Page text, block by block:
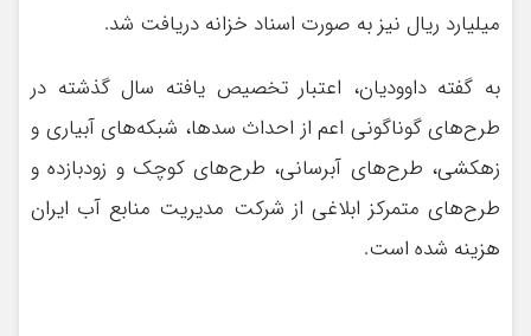
میلیارد ریال نیز به صورت اسناد خزانه دریافت شد.
به گفته داوودیان، اعتبار تخصیص یافته سال گذشته در
طرح‌های گوناگونی اعم از احداث سدها، شبکه‌های آبیاری و
زهکشی، طرح‌های آبرسانی، طرح‌های کوچک و زودبازده و
طرح‌های متمرکز ابلاغی از شرکت مدیریت منابع آب ایران
هزینه شده است.